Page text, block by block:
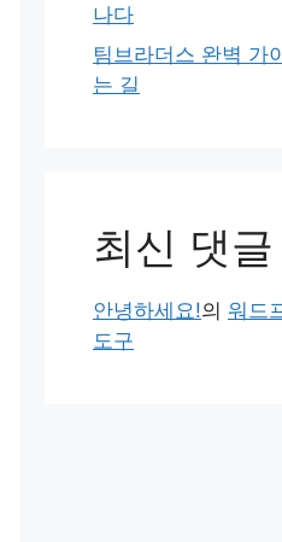
나다
팀브라더스 완벽 가
는 길
최신 댓글
안녕하세요!의 워드
도구